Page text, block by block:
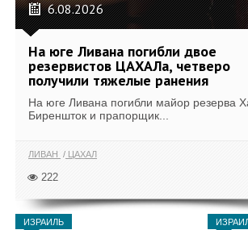
6.08.2026
На юге Ливана погибли двое
резервистов ЦАХАЛа, четверо
получили тяжелые ранения
На юге Ливана погибли майор резерва
Биреншток и прапорщик...
ЛИВАН ЦАХАЛ
222
ИЗРАИЛЬ